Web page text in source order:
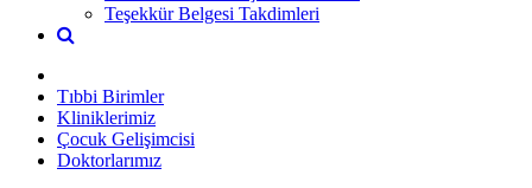
Teşekkür Belgesi Takdimleri
Tıbbi Birimler
Kliniklerimiz
Çocuk Gelişimcisi
Doktorlarımız